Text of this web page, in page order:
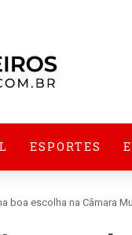
ESPORTES
boa escolha na Câmara